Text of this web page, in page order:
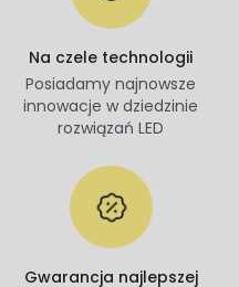
Na czele technologii
Posiadamy najnowsze
innowacje w dziedzinie
rozwiązań LED
Gwarancja najlepszej